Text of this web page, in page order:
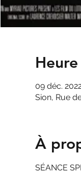
09 déc.
Sion, Rue
À
SÉANCE